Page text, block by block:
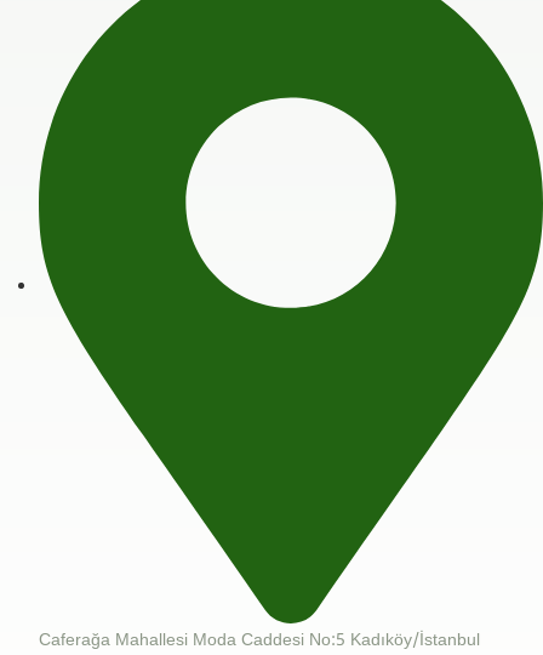
Caferağa Mahallesi Moda Caddesi No:5 Kadıköy/İstanbul